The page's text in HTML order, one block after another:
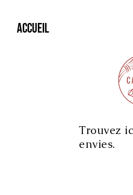
Accueil
Trouvez
envies.